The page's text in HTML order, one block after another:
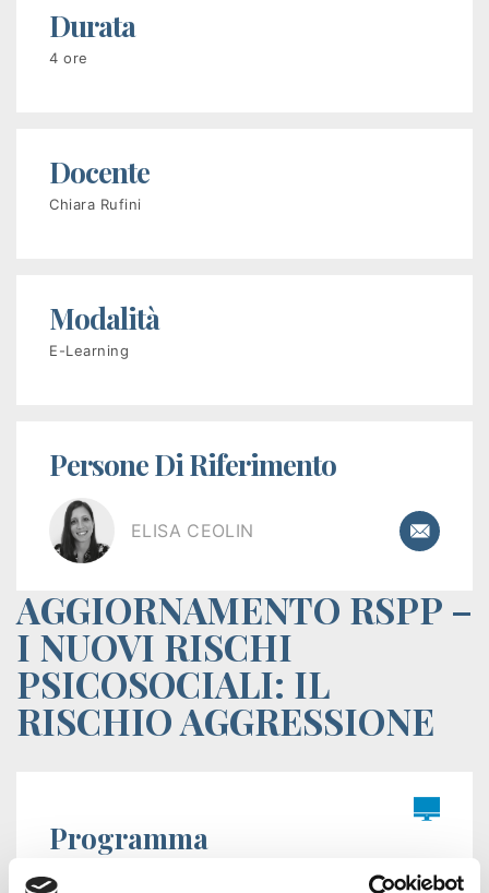
GOL
PR
2021-
a
pagamento
Orientamento
Scuola/Lavoro
ITS
Learning
Kit
Durata
4 ore
Docente
Chiara Rufini
Modalità
E-Learning
Persone Di Riferimento
ELISA CEOLIN
AGGIORNAMENTO RSPP –
I NUOVI RISCHI
PSICOSOCIALI: IL
RISCHIO AGGRESSIONE
Programma
1. Il quadro normativo e le Statistiche 1. Le cause: